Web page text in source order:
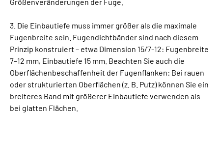
3. Die Einbautiefe muss immer größer als die maximale
Fugenbreite sein. Fugendichtbänder sind nach diesem
Prinzip konstruiert – etwa Dimension 15/7-12: Fugenbreite
7–12 mm, Einbautiefe 15 mm. Beachten Sie auch die
Oberflächenbeschaffenheit der Fugenflanken: Bei rauen
oder strukturierten Oberflächen (z. B. Putz) können Sie ein
breiteres Band mit größerer Einbautiefe verwenden als
bei glatten Flächen.